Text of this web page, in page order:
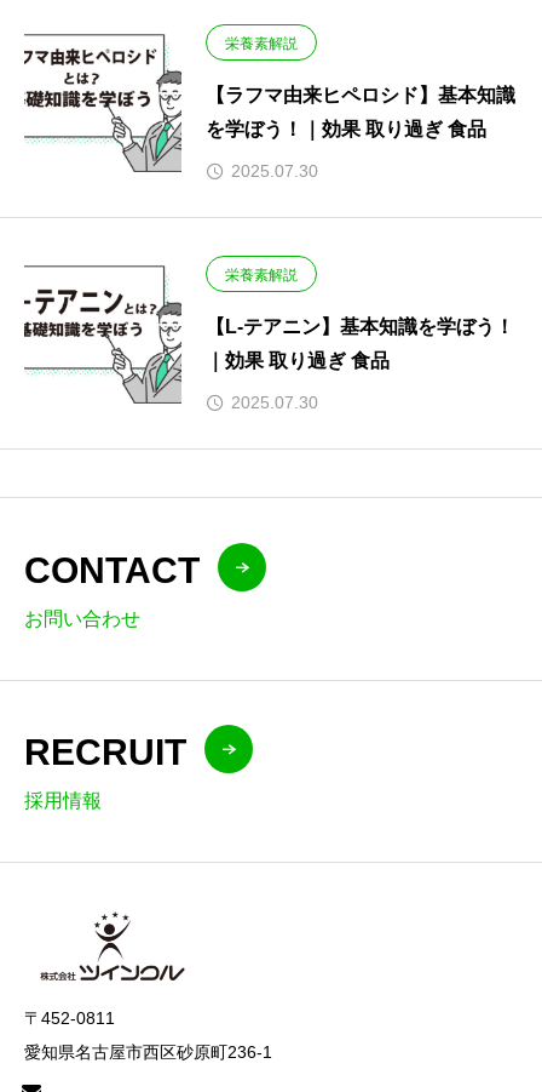
栄養素解説
【ラフマ由来ヒペロシド】基本知識
を学ぼう！｜効果 取り過ぎ 食品
2025.07.30
栄養素解説
【L-テアニン】基本知識を学ぼう！
｜効果 取り過ぎ 食品
2025.07.30
CONTACT
お問い合わせ
RECRUIT
採用情報
〒452-0811
愛知県名古屋市西区砂原町236-1